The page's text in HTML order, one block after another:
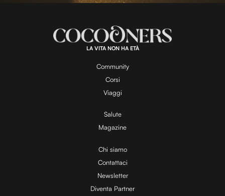
a
y
V
i
d
o
:
1
0
0
.
0
LA VITA NON HA ETÀ
Community
Corsi
Viaggi
Salute
Magazine
Chi siamo
Contattaci
Newsletter
Diventa Partner